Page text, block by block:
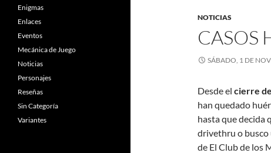
NOTICIAS
CASOS
SÁBADO, 1 DE
Desde el cierre
han quedado
hasta que decida
drivethru o busco
de El Club de los
Enigmas
Enlaces
Eventos
Mecánica de Juego
Noticias
Personajes
Reseñas
Sin Categoría
Variantes